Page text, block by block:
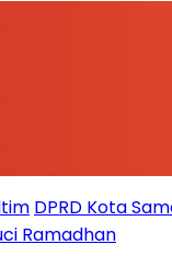
DPRD Kota
Ramadhan